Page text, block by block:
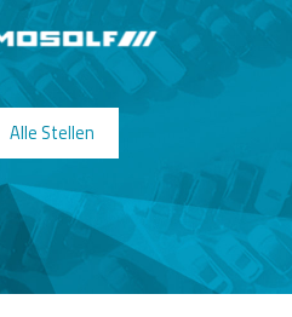
Alle Stellen